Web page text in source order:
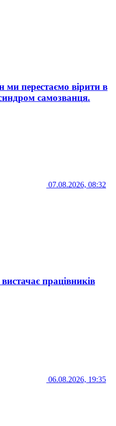
ми перестаємо вірити в
самозванця.
07.08.2026, 08:32
працівників
06.08.2026, 19:35